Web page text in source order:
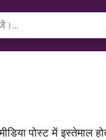
पोस्ट में इस्तेमाल